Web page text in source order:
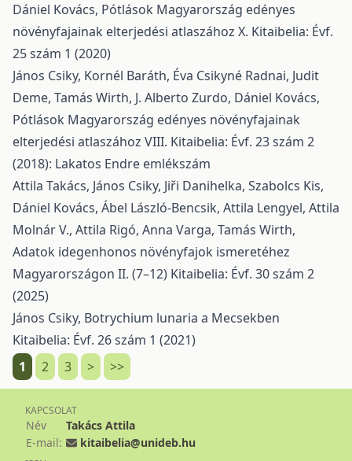
Dániel Kovács, Pótlások Magyarország edényes
növényfajainak elterjedési atlaszához X. Kitaibelia: Évf.
25 szám 1 (2020)
János Csiky, Kornél Baráth, Éva Csikyné Radnai, Judit
Deme, Tamás Wirth, J. Alberto Zurdo, Dániel Kovács,
Pótlások Magyarország edényes növényfajainak
elterjedési atlaszához VIII. Kitaibelia: Évf. 23 szám 2
(2018): Lakatos Endre emlékszám
Attila Takács, János Csiky, Jiři Danihelka, Szabolcs Kis,
Dániel Kovács, Ábel László-Bencsik, Attila Lengyel, Attila
Molnár V., Attila Rigó, Anna Varga, Tamás Wirth,
Adatok idegenhonos növényfajok ismeretéhez
Magyarországon II. (7–12) Kitaibelia: Évf. 30 szám 2
(2025)
János Csiky, Botrychium lunaria a Mecsekben
Kitaibelia: Évf. 26 szám 1 (2021)
1
2 3 > >>
KAPCSOLAT
Név
Takács Attila
E-mail:
kitaibelia@unideb.hu